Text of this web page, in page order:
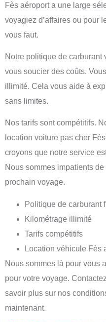
Fès aéroporta une large
voyagiez d’affaires ou pour
vous faut.
Notre politique de carburant
vous soucier des coûts.
illimité. Cela vous aide à
sans limites.
Nos tarifs sont compétitifs.
location voiture pas cher Fès
croyons que notre service
Nous sommes impatients
prochain voyage.
Politique de carburant
Kilométrage illimité
Tarifs compétitifs
Location véhicule Fès
Nous sommes là pour vous
pour votre voyage.
savoir plus sur nos
maintenant.